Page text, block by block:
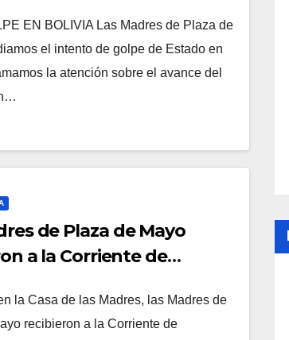
EN BOLIVIA Las Madres de Plaza de
el intento de golpe de Estado en
la atención sobre el avance del
de Plaza de Mayo
a la Corriente de
la Casa de las Madres, las Madres de
recibieron a la Corriente de